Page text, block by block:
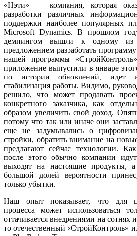
«Нэти» — компания, которая
разработки различных
поддержки наиболее популярных
Microsoft Dynamics. В прошлом
демпингом вышли к одному из
предложением разработать
нашей программы
приложение выпустили в январе
по истории обновлений, идет
стабилизация работы. Видимо,
решило, что может продавать
конкретного заказчика, как
образом увеличить свой доход.
потому что так или иначе они
еще не задумывались о
стройки, обратить внимание на
предлагают сейчас технологии.
после этого обычно компании
выходят на настоящие продукты,
большой долей вероятности
только убытки.
Наш опыт показывает, что для
процесса может использоваться
оттачивается внедрениями на сотнях
то отечественный «СтройКонтроль»